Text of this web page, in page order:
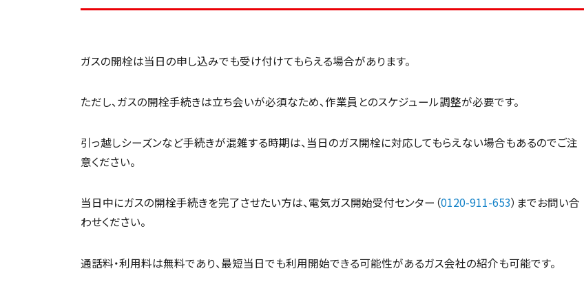
ガスの開栓は当日の申し込みでも受け付けてもらえる場合があります。
ただし、ガスの開栓手続きは立ち会いが必須なため、作業員とのスケジュール調整が必要です。
引っ越しシーズンなど手続きが混雑する時期は、当日のガス開栓に対応してもらえない場合もあるのでご注
意ください。
当日中にガスの開栓手続きを完了させたい方は、電気ガス開始受付センター（0120-911-653）までお問い合
わせください。
通話料・利用料は無料であり、最短当日でも利用開始できる可能性があるガス会社の紹介も可能です。